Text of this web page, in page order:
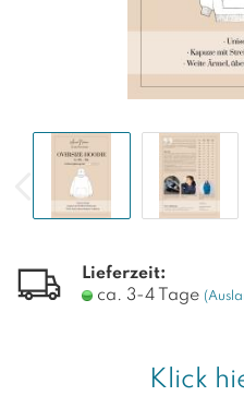
Lieferzeit:
ca. 3-4 Tage
Klick